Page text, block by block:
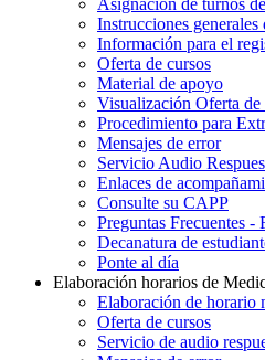
Asignación de turnos
Instrucciones
Información para el
Oferta de cursos
Material de apoyo
Visualización Oferta de
Procedimiento para
Mensajes de error
Servicio Audio
Enlaces de
Consulte su CAPP
Preguntas Frecuentes -
Decanatura de
Ponte al día
Elaboración horarios de
Elaboración de horario
Oferta de cursos
Servicio de audio